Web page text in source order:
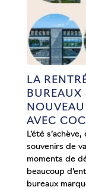
LA
BUREAUX
AVEC
L’été
souvenirs de
moments de
beaucoup
bureaux